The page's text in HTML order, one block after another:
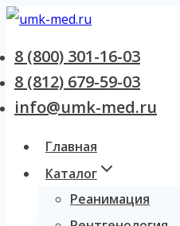
Перейти
содержанию
8 (800) 301-16-03
8 (812) 679-59-03
info@umk-med.ru
Главная
Каталог
Реанимация